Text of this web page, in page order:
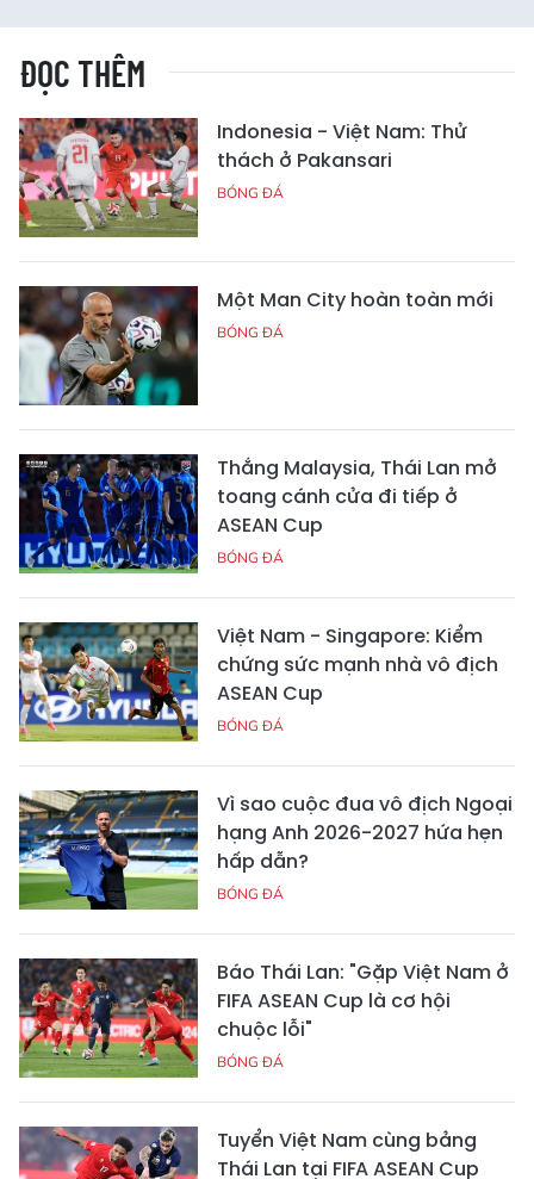
ĐỌC THÊM
Indonesia - Việt Nam: Thử
thách ở Pakansari
BÓNG ĐÁ
Một Man City hoàn toàn mới
BÓNG ĐÁ
Thắng Malaysia, Thái Lan mở
toang cánh cửa đi tiếp ở
ASEAN Cup
BÓNG ĐÁ
Việt Nam - Singapore: Kiểm
chứng sức mạnh nhà vô địch
ASEAN Cup
BÓNG ĐÁ
Vì sao cuộc đua vô địch Ngoại
hạng Anh 2026-2027 hứa hẹn
hấp dẫn?
BÓNG ĐÁ
Báo Thái Lan: "Gặp Việt Nam ở
FIFA ASEAN Cup là cơ hội
chuộc lỗi"
BÓNG ĐÁ
Tuyển Việt Nam cùng bảng
Thái Lan tại FIFA ASEAN Cup